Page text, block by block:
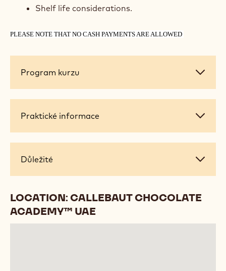
Shelf life considerations.
PLEASE NOTE THAT NO CASH PAYMENTS ARE ALLOWED
Program
Program kurzu
Praktické
Praktické informace
Důležité
Důležité
LOCATION: CALLEBAUT CHOCOLATE
ACADEMY™ UAE